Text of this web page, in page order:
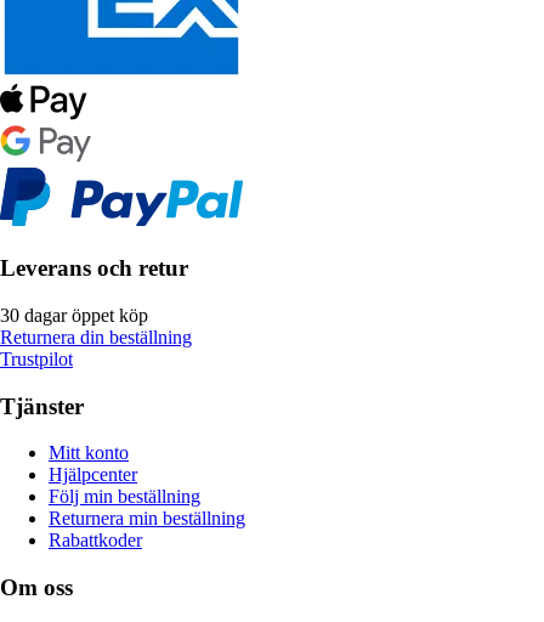
Leverans och retur
30 dagar öppet köp
Returnera din beställning
Trustpilot
Tjänster
Mitt konto
Hjälpcenter
Följ min beställning
Returnera min beställning
Rabattkoder
Om oss